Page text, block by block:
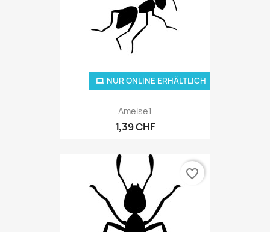
Ameise1
1,39 CHF
NUR ONLINE ERHÄLTLICH
favorite_border